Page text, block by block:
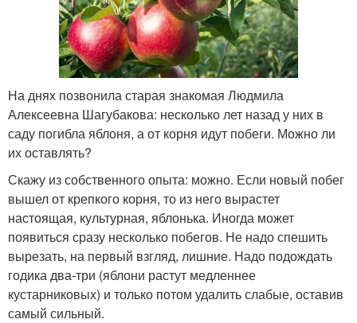
На днях позвонила старая знакомая Людмила
Алексеевна Шагубакова: несколько лет назад у них в
саду погибла яблоня, а от корня идут побеги. Можно ли
их оставлять?
Скажу из собственного опыта: можно. Если новый побег
вышел от крепкого корня, то из него вырастет
настоящая, культурная, яблонька. Иногда может
появиться сразу несколько побегов. Не надо спешить
вырезать, на первый взгляд, лишние. Надо подождать
годика два-три (яблони растут медленнее
кустарниковых) и только потом удалить слабые, оставив
самый сильный.